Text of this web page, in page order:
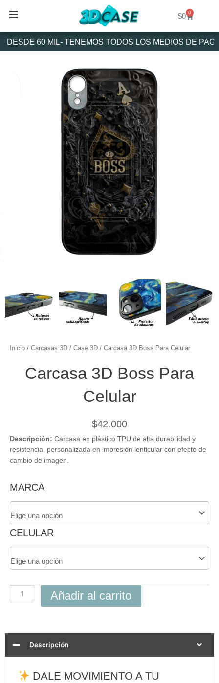
$0 0
Cart
60 MIL- TENEMOS TODOS LOS MEDIOS DE
Inicio / Carcasas 3D / Case 3D / Carcasa 3D Boss Para Celular
Carcasa 3D Boss Para
Celular
$42.000
Descripción: Carcasa en plástico TPU de alta durabilidad y
resistencia, personalizada en impresión lenticular con efecto de
cambio de imagen.
MARCA
CELULAR
Carcasa
Para
Celular
Añadir al carrito
Descripción
DALE MOVIMIENTO A TU